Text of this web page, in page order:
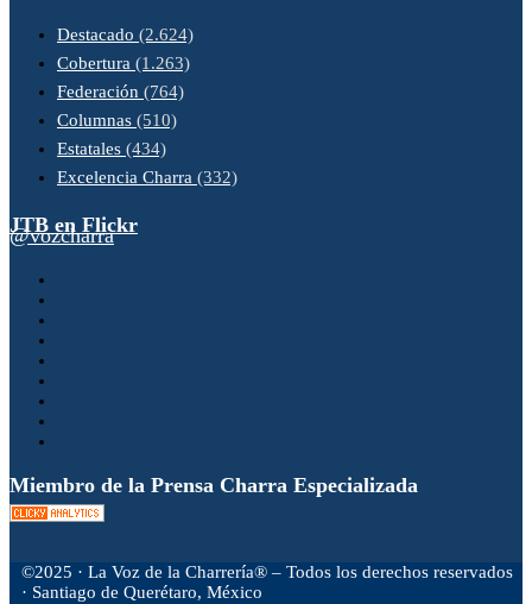
Destacado (2.624)
Cobertura (1.263)
Federación (764)
Columnas (510)
Estatales (434)
Excelencia Charra (332)
JTB en Flickr
@vozcharra
Miembro de la Prensa Charra Especializada
©2025 · La Voz de la Charrería® – Todos los derechos reservados
· Santiago de Querétaro, México